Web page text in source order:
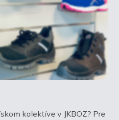
kolektíve v JKBOZ? Pre